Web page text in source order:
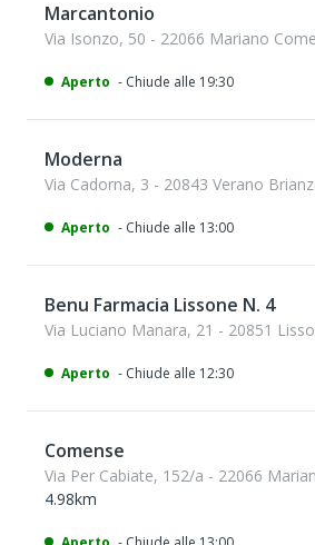
Marcantonio
Via Isonzo, 50 - 22066 Mariano
Aperto - Chiude alle 19:30
Moderna
Via Cadorna, 3 - 20843 Verano
Aperto - Chiude alle 13:00
Benu Farmacia Lissone N. 4
Via Luciano Manara, 21 - 20851
Aperto - Chiude alle 12:30
Comense
Via Per Cabiate, 152/a - 22066
4.98km